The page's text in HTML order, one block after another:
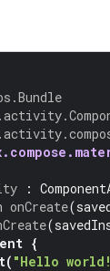
:
onCreate(
(
{
( "Hello